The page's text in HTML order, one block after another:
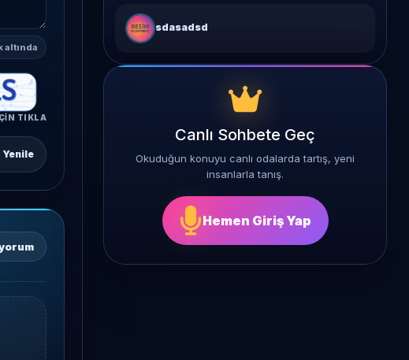
altında
TIKLA
Yenile
sdasadsd
Canlı Sohbete Geç
Okuduğun konuyu canlı odalarda tartış, yeni
insanlarla tanış.
Hemen Giriş Yap